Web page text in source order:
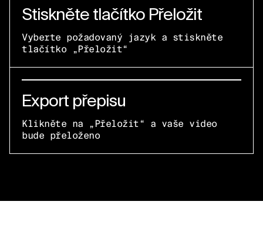
Stiskněte tlačítko Přeložit
Vyberte požadovaný jazyk a stiskněte
tlačítko „Přeložit“
Export přepisu
Klikněte na „Přeložit“ a vaše video
bude přeloženo